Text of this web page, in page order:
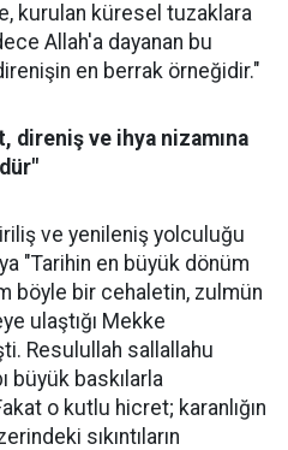
kurulan küresel tuzaklara
Allah'a dayanan bu
en berrak örneğidir."
direniş ve ihya nizamına
ve yenileniş yolculuğu
"Tarihin en büyük dönüm
böyle bir cehaletin, zulmün
ulaştığı Mekke
Resulullah sallallahu
büyük baskılarla
o kutlu hicret; karanlığın
sıkıntıların